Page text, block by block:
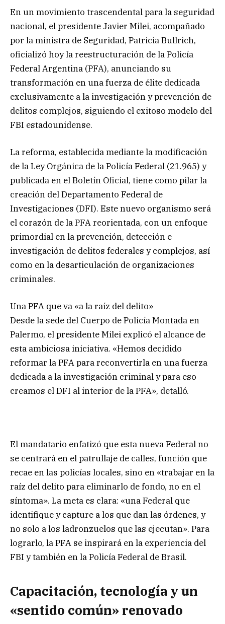
En un movimiento trascendental para la seguridad
nacional, el presidente Javier Milei, acompañado
por la ministra de Seguridad, Patricia Bullrich,
oficializó hoy la reestructuración de la Policía
Federal Argentina (PFA), anunciando su
transformación en una fuerza de élite dedicada
exclusivamente a la investigación y prevención de
delitos complejos, siguiendo el exitoso modelo del
FBI estadounidense.
La reforma, establecida mediante la modificación
de la Ley Orgánica de la Policía Federal (21.965) y
publicada en el Boletín Oficial, tiene como pilar la
creación del Departamento Federal de
Investigaciones (DFI). Este nuevo organismo será
el corazón de la PFA reorientada, con un enfoque
primordial en la prevención, detección e
investigación de delitos federales y complejos, así
como en la desarticulación de organizaciones
criminales.
Una PFA que va «a la raíz del delito»
Desde la sede del Cuerpo de Policía Montada en
Palermo, el presidente Milei explicó el alcance de
esta ambiciosa iniciativa. «Hemos decidido
reformar la PFA para reconvertirla en una fuerza
dedicada a la investigación criminal y para eso
creamos el DFI al interior de la PFA», detalló.
El mandatario enfatizó que esta nueva Federal no
se centrará en el patrullaje de calles, función que
recae en las policías locales, sino en «trabajar en la
raíz del delito para eliminarlo de fondo, no en el
síntoma». La meta es clara: «una Federal que
identifique y capture a los que dan las órdenes, y
no solo a los ladronzuelos que las ejecutan». Para
lograrlo, la PFA se inspirará en la experiencia del
FBI y también en la Policía Federal de Brasil.
Capacitación, tecnología y un
«sentido común» renovado